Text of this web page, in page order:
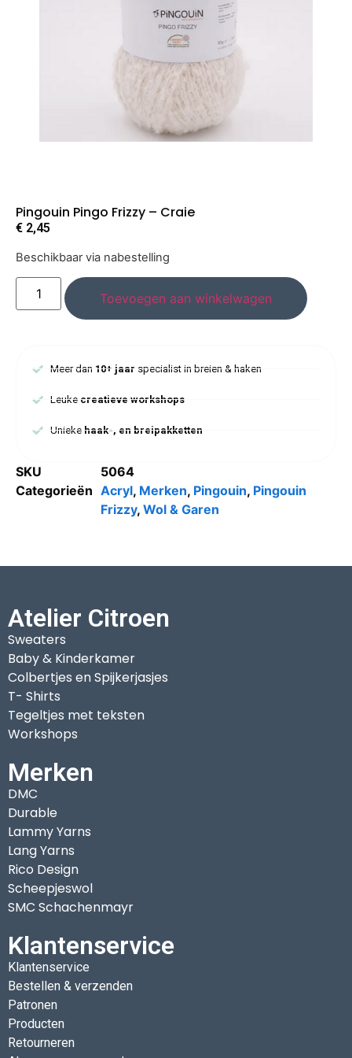
Pingouin Pingo Frizzy – Craie
€ 2,45
Beschikbaar via nabestelling
Toevoegen aan winkelwagen
Meer dan 10+ jaar specialist in breien & haken
Leuke creatieve workshops
Uniekehaak-, en breipakketten
SKU
5064
Categorieën Acryl, Merken, Pingouin, Pingouin
Frizzy, Wol & Garen
Atelier Citroen
Sweaters
Baby & Kinderkamer
Colbertjes en Spijkerjasjes
T- Shirts
Tegeltjes met teksten
Workshops
Merken
DMC
Durable
Lammy Yarns
Lang Yarns
Rico Design
Scheepjeswol
SMC Schachenmayr
Klantenservice
Klantenservice
Bestellen & verzenden
Patronen
Producten
Retourneren